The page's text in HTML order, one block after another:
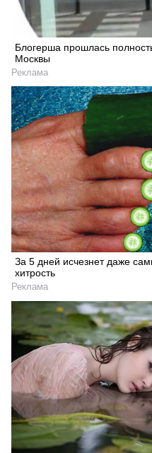
Блогерша прошлась
Москвы
Реклама
За 5 дней исчезнет даже
хитрость
Реклама